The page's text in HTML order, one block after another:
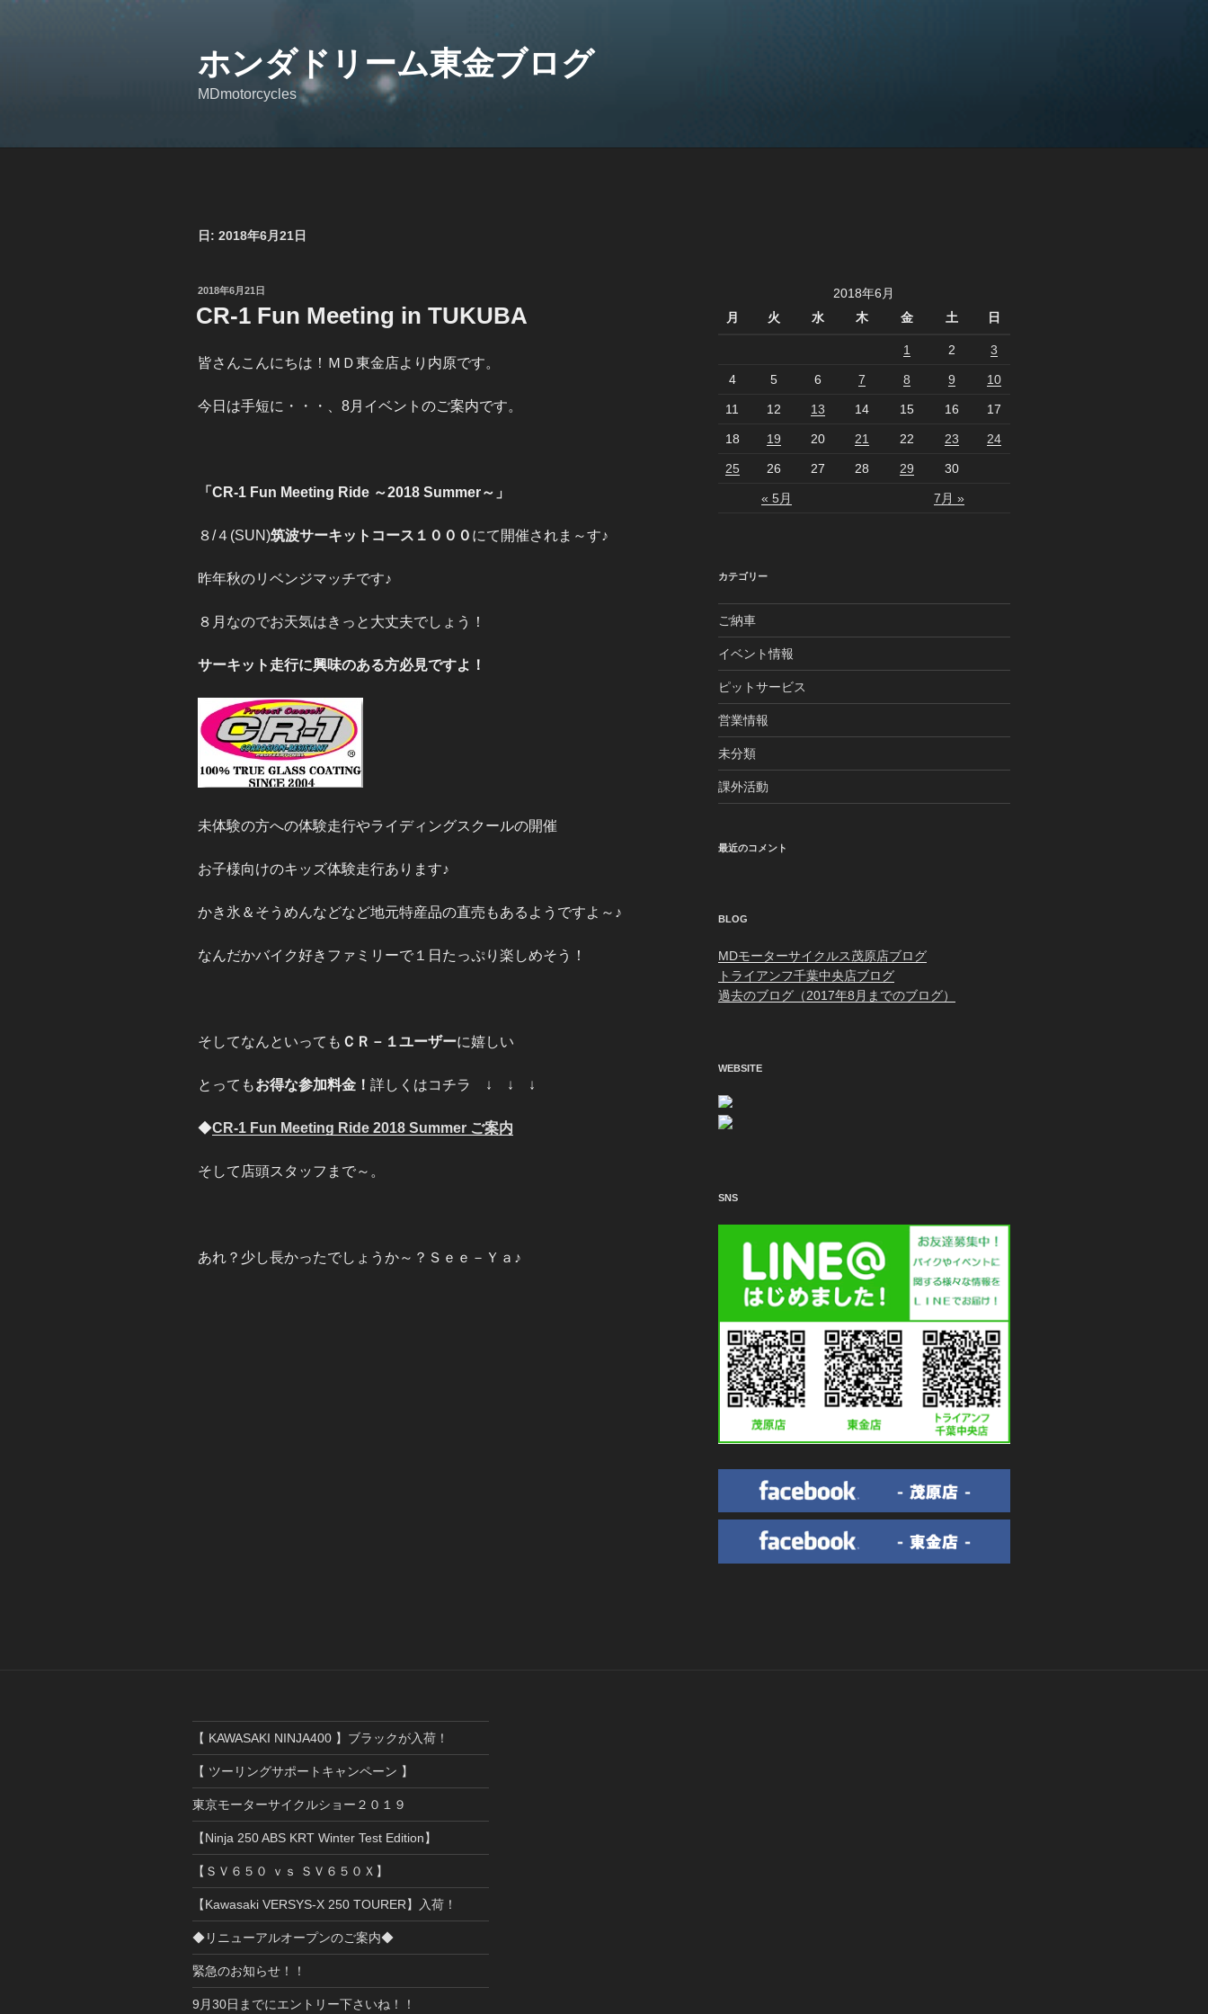
ホンダドリーム東金ブログ
MDmotorcycles
日: 2018年6月21日
投
日:
2018年6月21日
CR-1 Fun Meeting in TUKUBA
皆さんこんにちは！ＭＤ東金店より内原です。
今日は手短に・・・、8月イベントのご案内です。
「CR-1 Fun Meeting Ride ～2018 Summer～」
８/４(SUN)筑波サーキットコース１０００ にて開催されま～す♪
昨年秋のリベンジマッチです♪
８月なのでお天気はきっと大丈夫でしょう！
サーキット走行に興味のある方必見ですよ！
未体験の方への体験走行やライディングスクールの開催
お子様向けのキッズ体験走行あります♪
かき氷＆そうめんなどなど地元特産品の直売もあるようですよ～♪
なんだかバイク好きファミリーで１日たっぷり楽しめそう！
そしてなんといっても ＣＲ－１ユーザーに嬉しい
とってもお得な参加料金！ 詳しくはコチラ ↓ ↓ ↓
◆CR-1 Fun Meeting Ride 2018 Summer ご案内
そして店頭スタッフまで～。
あれ？少し長かったでしょうか～？Ｓｅｅ－Ｙａ♪
2018年6月
月
火 水 木 金 土 日
« 5月 7月 »
1 2 3
4 5 6 7 8 9 10
11 12 13 14 15 16 17
18 19 20 21 22 23 24
25 26 27 28 29 30
カテゴリー
ご納車
イベント情報
ピットサービス
営業情報
未分類
課外活動
最近のコメント
BLOG
MDモーターサイクルス茂原店ブログ
トライアンフ千葉中央店ブログ
過去のブログ（2017年8月までのブログ）
WEBSITE
SNS
【 KAWASAKI NINJA400 】ブラックが入荷！
【 ツーリングサポートキャンペーン 】
東京モーターサイクルショー２０１９
【Ninja 250 ABS KRT Winter Test Edition】
【ＳＶ６５０ ｖｓ ＳＶ６５０Ｘ】
【Kawasaki VERSYS-X 250 TOURER】入荷！
◆リニューアルオープンのご案内◆
緊急のお知らせ！！
9月30日までにエントリー下さいね！！